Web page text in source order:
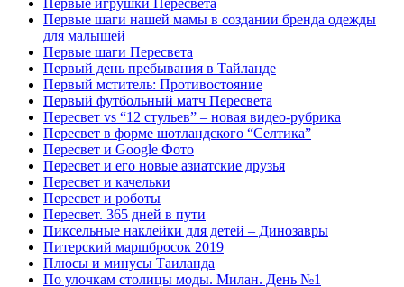
Первые игрушки Пересвета
Первые шаги нашей мамы в создании бренда одежды
для малышей
Первые шаги Пересвета
Первый день пребывания в Тайланде
Первый мститель: Противостояние
Первый футбольный матч Пересвета
Пересвет vs “12 стульев” – новая видео-рубрика
Пересвет в форме шотландского “Селтика”
Пересвет и Google Фото
Пересвет и его новые азиатские друзья
Пересвет и качельки
Пересвет и роботы
Пересвет. 365 дней в пути
Пиксельные наклейки для детей – Динозавры
Питерский маршбросок 2019
Плюсы и минусы Таиланда
По улочкам столицы моды. Милан. День №1